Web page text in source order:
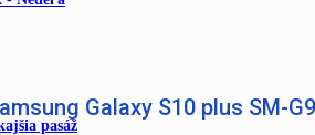
pasáž
Galaxy S10 plus SM-